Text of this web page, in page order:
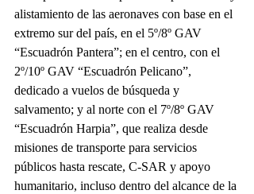
alistamiento de las aeronaves con base en el
extremo sur del país, en el 5º/8º GAV
“Escuadrón Pantera”; en el centro, con el
2º/10º GAV “Escuadrón Pelicano”,
dedicado a vuelos de búsqueda y
salvamento; y al norte con el 7º/8º GAV
“Escuadrón Harpia”, que realiza desde
misiones de transporte para servicios
públicos hasta rescate, C-SAR y apoyo
humanitario, incluso dentro del alcance de la